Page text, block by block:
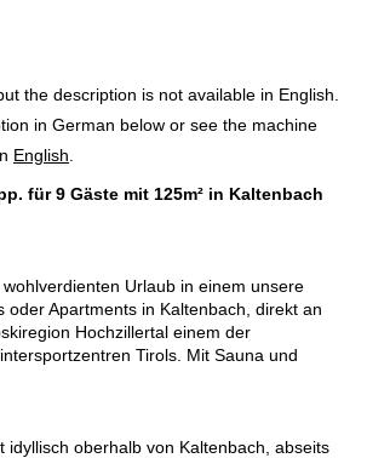
the description is not available in English.
in German below or see the machine
English
für 9 Gäste mit 125m² in Kaltenbach
Urlaub in einem unsere
oder Apartments in Kaltenbach, direkt an
Hochzillertal einem der
Tirols. Mit Sauna und
idyllisch oberhalb von Kaltenbach, abseits